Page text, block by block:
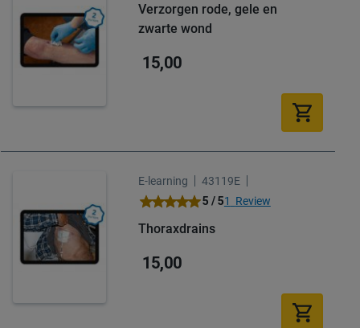
Verzorgen rode, gele en
zwarte wond
15,00
E-learning
43119E
Waardering: 5 / 51 Review
Thoraxdrains
15,00